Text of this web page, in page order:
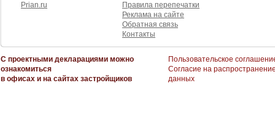
Prian.ru
Правила перепечатки
Реклама на сайте
Обратная связь
Контакты
С проектными декларациями можно
ознакомиться
в офисах и на сайтах застройщиков
Пользовательское
Согласие на
данных